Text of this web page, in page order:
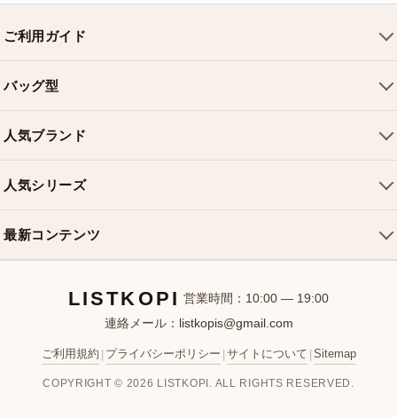
ご利用ガイド
配送について
返品・交換
お問い合わせ
バッグ型
ショルダーバッグ
クロスボディバッグ
ミニバッグ
バケットバッグ
人気ブランド
シャネルバッグ
ディオールバッグ
人気シリーズ
最新コンテンツ
新着アイテム
ブランドカテゴリ
お客様レビュー
LISTKOPI 営業時間：10:00 — 19:00
連絡メール： listkopis@gmail.com
ご利用規約 プライバシーポリシー サイトについて Sitemap
COPYRIGHT © 2026 LISTKOPI. ALL RIGHTS RESERVED.